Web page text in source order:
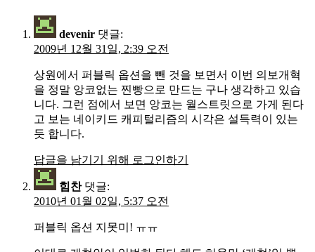
devenir 댓글:
2009년 12월 31일, 2:39 오전
상원에서 퍼블릭 옵션을 뺀 것을 보면서 이번 의보개혁
을 정말 앙코없는 찐빵으로 만드는 구나 생각하고 있습
니다. 그런 점에서 보면 앙코는 월스트릿으로 가게 된다
고 보는 네이키드 캐피털리즘의 시각은 설득력이 있는
듯 합니다.
답글을 남기기 위해 로그인하기
힘찬 댓글:
2010년 01월 02일, 5:37 오전
퍼블릭 옵션 지못미! ㅠㅠ